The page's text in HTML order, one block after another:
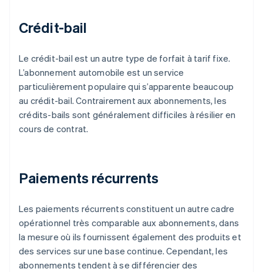
Crédit-bail
Le crédit-bail est un autre type de forfait à tarif fixe.
L’abonnement automobile est un service
particulièrement populaire qui s’apparente beaucoup
au crédit-bail. Contrairement aux abonnements, les
crédits-bails sont généralement difficiles à résilier en
cours de contrat.
Paiements récurrents
Les paiements récurrents constituent un autre cadre
opérationnel très comparable aux abonnements, dans
la mesure où ils fournissent également des produits et
des services sur une base continue. Cependant, les
abonnements tendent à se différencier des